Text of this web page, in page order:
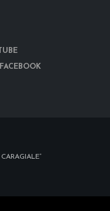
FACEBOOK